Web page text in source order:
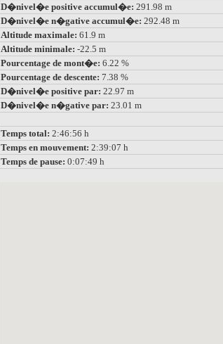
D�nivel�e positive accumul�e: 291.98 m
D�nivel�e n�gative accumul�e: 292.48 m
Altitude maximale: 61.9 m
Altitude minimale: -22.5 m
Pourcentage de mont�e: 6.22 %
Pourcentage de descente: 7.38 %
D�nivel�e positive par: 22.97 m
D�nivel�e n�gative par: 23.01 m
Temps total: 2:46:56 h
Temps en mouvement: 2:39:07 h
Temps de pause: 0:07:49 h